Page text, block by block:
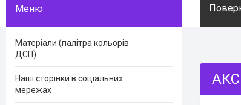
Матеріали (палітра кольорів
ДСП)
Наші сторінки в соціальних
мережах